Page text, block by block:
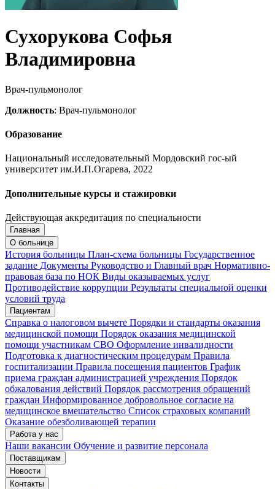
Сухорукова Софья
Владимировна
Врач-пульмонолог
Должность: Врач-пульмонолог
Образование
Национальный исследовательный Мордовский гос-ый
университет им.И.П.Огарева, 2022
Дополнительные курсы и стажировки
Действующая аккредитация по специальности
Запись на приём
Подтвердить запись Отмена
Запись подтверждена
Мои записи
Главная
О больнице
История больницы План-схема больницы Государственное
задание Документы Руководство и Главный врач Нормативно-
правовая база по НОК Виды оказываемых услуг
Противодействие коррупции Результаты специальной оценки
условий труда
Пациентам
Справка о налоговом вычете Порядки и стандарты оказания
медицинской помощи Порядок оказания медицинской
помощи участникам СВО Оформление инвалидности
Подготовка к диагностическим процедурам Правила
госпитализации Правила посещения пациентов График
приема граждан администрацией учреждения Порядок
обжалования действий Порядок рассмотрения обращений
граждан Информированное добровольное согласие на
медицинское вмешательство Список страховых компаний
Оказание обезболивающей терапии
Работа у нас
Наши вакансии Обучение и развитие персонала
Поставщикам
Новости
Контакты